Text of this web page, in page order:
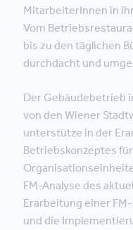
MitarbeiterInnen in
Vom
bis zu den täglichen
durchdacht und
Der Gebäudebetrieb
von den Wiener
unterstütze in der
Betriebskonzeptes
FM-Analyse des
Erarbeitung einer
und die